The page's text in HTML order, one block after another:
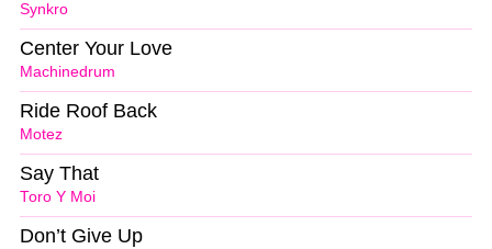
Synkro
Machinedrum
Center Your Love
Motez
Ride Roof Back
Toro Y Moi
Say That
Don’t Give Up